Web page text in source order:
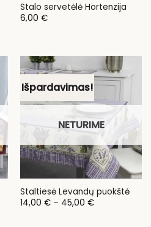
Stalo servetėlė Hortenzija
6,00 €
Išpardavimas!
NETURIME
Staltiesė Levandų puokštė
14,00 € – 45,00 €Price